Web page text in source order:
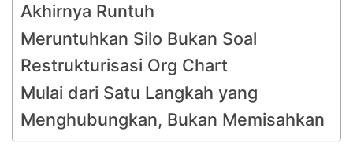
Akhirnya Runtuh
Meruntuhkan Silo Bukan Soal
Restrukturisasi Org Chart
Mulai dari Satu Langkah yang
Menghubungkan, Bukan Memisahkan